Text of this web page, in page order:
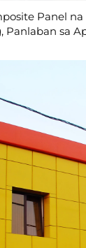
Panel na
Panlaban sa